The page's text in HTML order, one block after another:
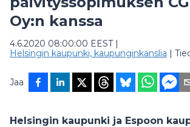
Oy:n kanssa
4.6.2020 08:00:00 EEST|
Helsingin kaupunki, kaupunginkanslia |
Jaa
Helsingin kaupunki ja Espoon